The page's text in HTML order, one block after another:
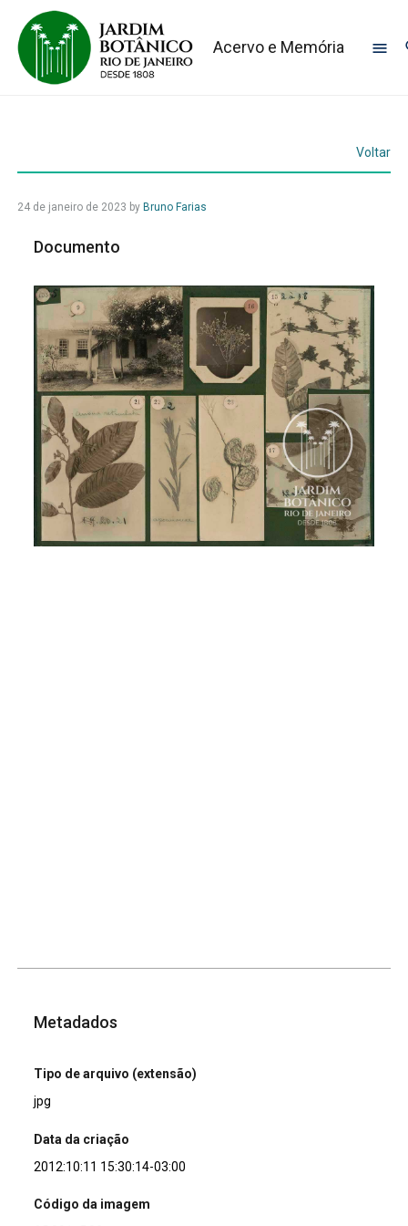
Acervo e Memória
Voltar
24 de janeiro de 2023 by Bruno Farias
Documento
Metadados
Tipo de arquivo (extensão)
jpg
Data da criação
2012:10:11 15:30:14-03:00
Código da imagem